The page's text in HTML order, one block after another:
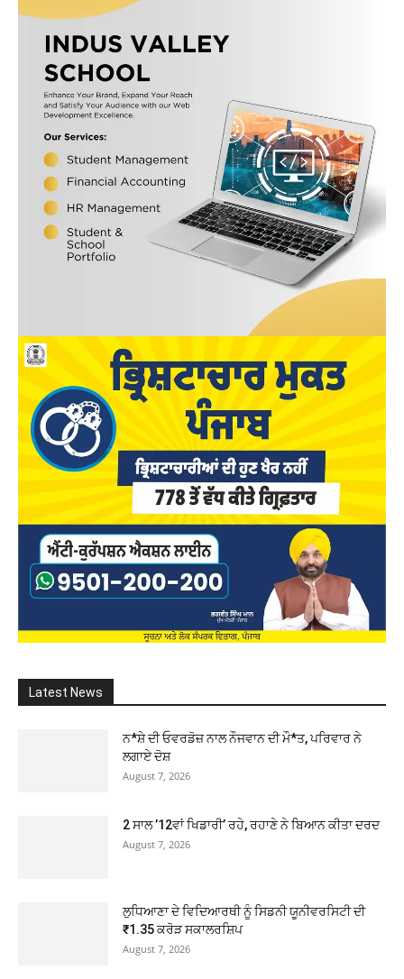
Latest News
ਨ*ਸ਼ੇ ਦੀ ਓਵਰਡੋਜ਼ ਨਾਲ ਨੌਜਵਾਨ ਦੀ ਮੌ*ਤ, ਪਰਿਵਾਰ ਨੇ
ਲਗਾਏ ਦੋਸ਼
August 7, 2026
2 ਸਾਲ ’12ਵਾਂ ਖਿਡਾਰੀ’ ਰਹੇ, ਰਹਾਣੇ ਨੇ ਬਿਆਨ ਕੀਤਾ ਦਰਦ
August 7, 2026
ਲੁਧਿਆਣਾ ਦੇ ਵਿਦਿਆਰਥੀ ਨੂੰ ਸਿਡਨੀ ਯੂਨੀਵਰਸਿਟੀ ਦੀ
₹1.35 ਕਰੋੜ ਸਕਾਲਰਸ਼ਿਪ
August 7, 2026